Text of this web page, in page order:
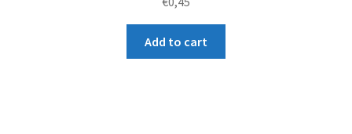
out
of 5
Add to cart